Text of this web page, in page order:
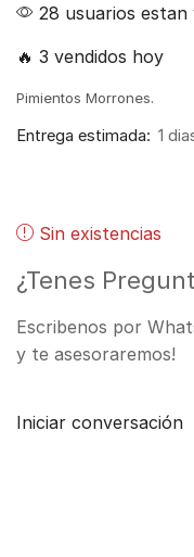
28 usuarios
🔥 3 vendidos hoy
Pimientos Morrones.
Entrega estimada: 1
Sin existencias
¿Tenes
Escribenos por
y te asesoraremos!
Iniciar conversación